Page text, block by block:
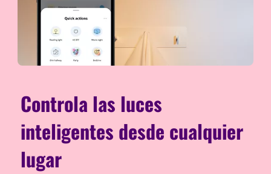
Controla las luces
inteligentes desde cualquier
lugar